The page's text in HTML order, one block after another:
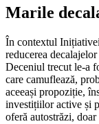
Marile
În contextul
reducerea
Deceniul trecut le-a
care camuflează,
aceeași propoziție,
investițiilor active și
oferă autostrăzi,